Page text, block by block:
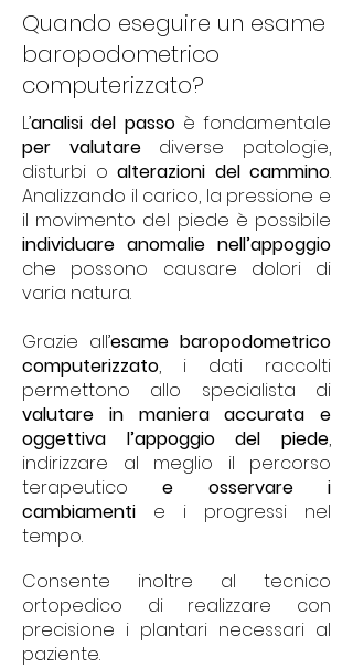
Quando eseguire un esame
baropodometrico
computerizzato?
L’analisi del passoè fondamentale
per valutarediverse patologie,
disturbi o alterazioni del cammino.
Analizzando il carico, la pressione e
il movimento del piede è possibile
individuare anomalie nell’appoggio
che possono causare dolori di
varia natura.
Grazie all’esame baropodometrico
computerizzato, i dati raccolti
permettono allo specialista di
valutare in maniera accurata e
oggettiva l’appoggio del piede,
indirizzare al meglio il percorso
terapeuticoe osservare i
cambiamenti e i progressi nel
tempo.
Consente inoltre al tecnico
ortopedico di realizzare con
precisione i plantari necessari al
paziente.